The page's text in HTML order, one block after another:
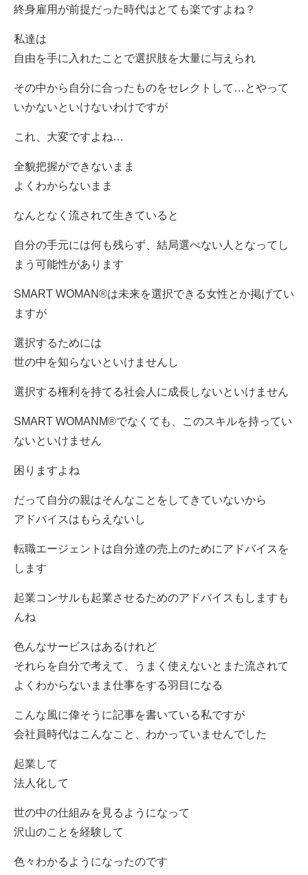
終身雇用が前提だった時代はとても楽ですよね？
私達は
自由を手に入れたことで選択肢を大量に与えられ
その中から自分に合ったものをセレクトして…とやって
いかないといけないわけですが
これ、大変ですよね…
全貌把握ができないまま
よくわからないまま
なんとなく流されて生きていると
自分の手元には何も残らず、結局選べない人となってし
まう可能性があります
SMART WOMAN®は未来を選択できる女性とか掲げてい
ますが
選択するためには
世の中を知らないといけませんし
選択する権利を持てる社会人に成長しないといけません
SMART WOMANM®でなくても、このスキルを持ってい
ないといけません
困りますよね
だって自分の親はそんなことをしてきていないから
アドバイスはもらえないし
転職エージェントは自分達の売上のためにアドバイスを
します
起業コンサルも起業させるためのアドバイスもしますも
んね
色んなサービスはあるけれど
それらを自分で考えて、うまく使えないとまた流されて
よくわからないまま仕事をする羽目になる
こんな風に偉そうに記事を書いている私ですが
会社員時代はこんなこと、わかっていませんでした
起業して
法人化して
世の中の仕組みを見るようになって
沢山のことを経験して
色々わかるようになったのです